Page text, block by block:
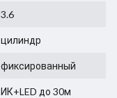
3.6
цилиндр
фиксированный
ИК+LED до 30м